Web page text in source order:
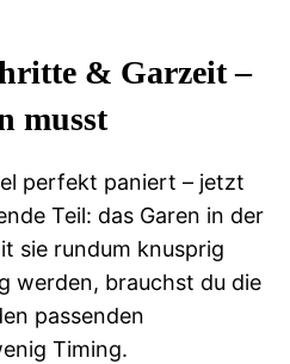
& Garzeit –
musst
perfekt paniert – jetzt
Teil: das Garen in der
sie rundum knusprig
werden, brauchst du die
passenden
Timing.